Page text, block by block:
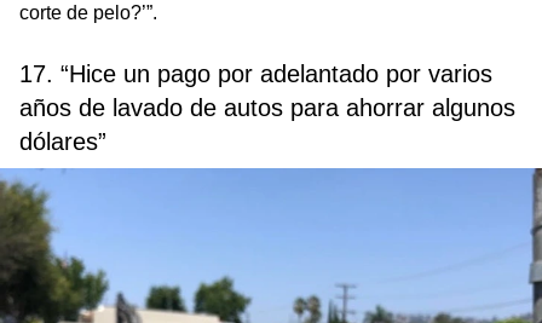
corte de pelo?’”.
17. “Hice un pago por adelantado por varios
años de lavado de autos para ahorrar algunos
dólares”